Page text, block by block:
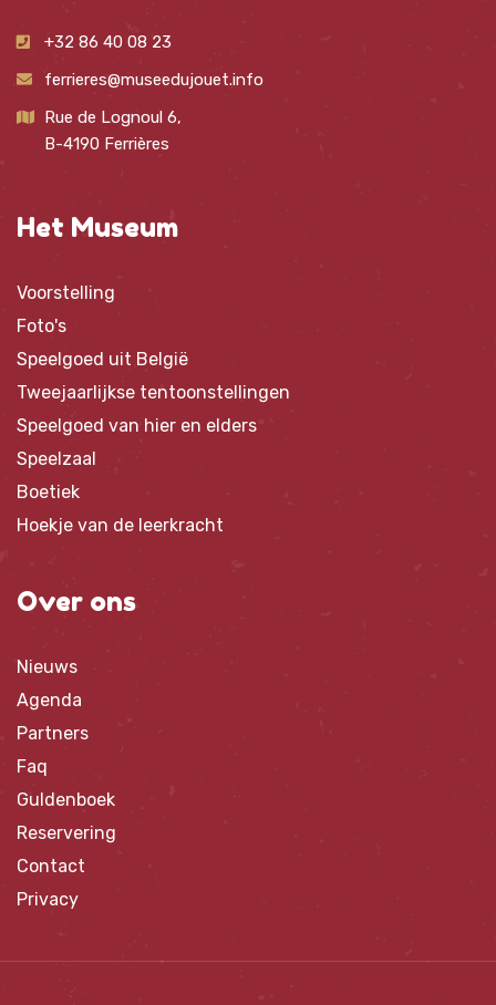
+32 86 40 08 23
ferrieres@museedujouet.info
Rue de Lognoul 6,
B-4190 Ferrières
Het Museum
Voorstelling
Foto's
Speelgoed uit België
Tweejaarlijkse tentoonstellingen
Speelgoed van hier en elders
Speelzaal
Boetiek
Hoekje van de leerkracht
Over ons
Nieuws
Agenda
Partners
Faq
Guldenboek
Reservering
Contact
Privacy